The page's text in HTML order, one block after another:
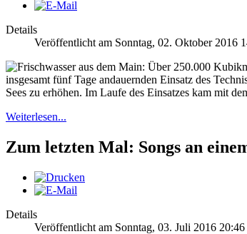
Details
Veröffentlicht am Sonntag, 02. Oktober 2016
insgesamt fünf Tage andauernden Einsatz des
Sees zu erhöhen. Im Laufe des Einsatzes kam mit
Weiterlesen...
Zum letzten Mal: Songs an
Details
Veröffentlicht am Sonntag, 03. Juli 2016 20:46